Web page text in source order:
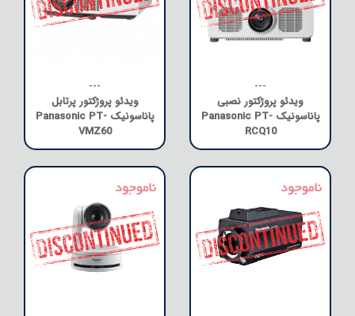
---
ویدئو پروژکتور نصبی
پاناسونیک Panasonic PT-
RCQ10
---
ویدئو پروژکتور پرتابل
پاناسونیک Panasonic PT-
VMZ60